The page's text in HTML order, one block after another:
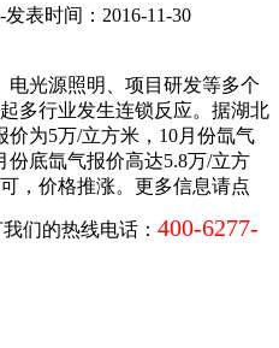
-发表时间：2016-11-30
电光源照明、项目研发等多个
多行业发生连锁反应。据湖北
为5万/立方米，10月份氙气
份底氙气报价高达5.8万/立方
，价格推涨。更多信息请点
我们的热线电话： 400-6277-